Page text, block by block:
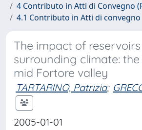
4 Contributo in Atti di Convegno
4.1 Contributo in Atti di convegno
The impact of
surrounding climate:
mid Fortore valley
TARTARINO, Patrizia;
2005-01-01